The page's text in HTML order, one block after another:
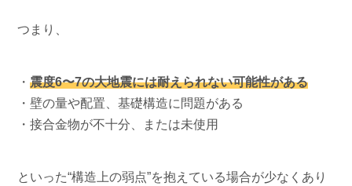
つまり、
・震度6〜7の大地震には耐えられない可能性がある
・壁の量や配置、基礎構造に問題がある
・接合金物が不十分、または未使用
といった“構造上の弱点”を抱えている場合が少なくあり